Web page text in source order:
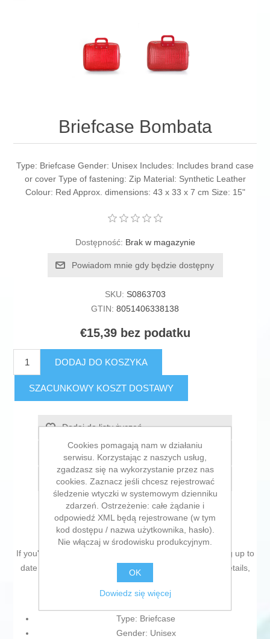
Briefcase Bombata
Type: Briefcase Gender: Unisex Includes: Includes brand case
or cover Type of fastening: Zip Material: Synthetic Leather
Colour: Red Approx. dimensions: 43 x 33 x 7 cm Size: 15"
Dostępność: Brak w magazynie
Powiadom mnie gdy będzie dostępny
SKU: S0863703
GTIN: 8051406338138
€15,39 bez podatku
DODAJ DO KOSZYKA
SZACUNKOWY KOSZT DOSTAWY
Dodaj do listy życzeń
Dodaj do listy porównywania
E-mail znajomego
If you're passionate about
, like being up to
date on technology and don't miss even the slightest details,
Briefcase Bombataat an unbeatable price.
Type: Briefcase
Gender: Unisex
Cookies pomagają nam w działaniu
serwisu. Korzystając z naszych usług,
zgadzasz się na wykorzystanie przez nas
cookies. Zaznacz jeśli chcesz rejestrować
śledzenie wtyczki w systemowym dzienniku
zdarzeń. Ostrzeżenie: całe żądanie i
odpowiedź XML będą rejestrowane (w tym
kod dostępu / nazwa użytkownika, hasło).
Nie włączaj w środowisku produkcyjnym.
OK
Dowiedz się więcej